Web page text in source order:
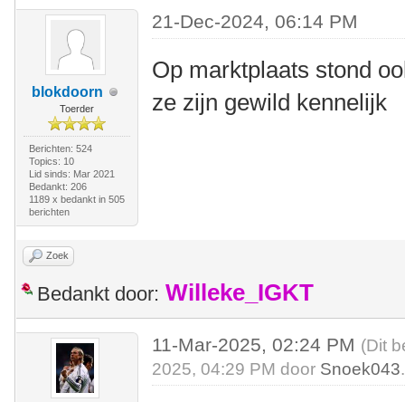
blokdoorn
Toerder
Berichten: 524
Topics: 10
Lid sinds: Mar 2021
Bedankt: 206
1189 x bedankt in 505
berichten
21-Dec-2024, 06:14 PM
Op marktplaats stond
ze zijn gewild kennelijk
Zoek
Bedankt door: Willeke_IGKT
11-Mar-2025, 02:24 PM (Dit
2025, 04:29 PM door Snoek043